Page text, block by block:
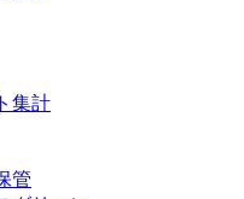
集計
管